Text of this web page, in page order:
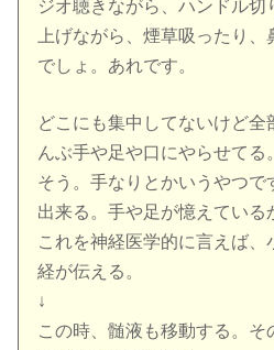
ジオ聴きながら、ハンドル切
上げながら、煙草吸ったり
でしょ。あれです。
どこにも集中してないけど全
んぶ手や足や口にやらせてる。
そう。手なりとかいうやつで
出来る。手や足が憶えている
これを神経医学的に言えば、
経が伝える。
↓
この時、髄液も移動する。